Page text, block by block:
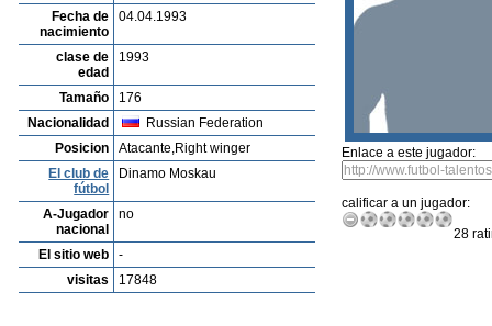
Fecha de
nacimiento
04.04.1993
clase de
edad
1993
Tamaño
176
Nacionalidad
Russian Federation
Posicion
Atacante,Right winger
El club de
fútbol
Dinamo Moskau
A-Jugador
nacional
no
El sitio web
-
visitas
17848
Enlace a este jugador:
calificar a un jugador:
28